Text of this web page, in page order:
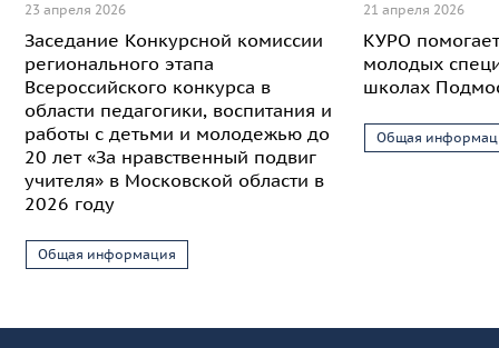
23 апреля 2026
Заседание Конкурсной комиссии
регионального этапа
Всероссийского конкурса в
области педагогики, воспитания и
работы с детьми и молодежью до
20 лет «За нравственный подвиг
учителя» в Московской области в
2026 году
Общая информация
21 апреля 2026
КУРО
молодых
школах
Общая